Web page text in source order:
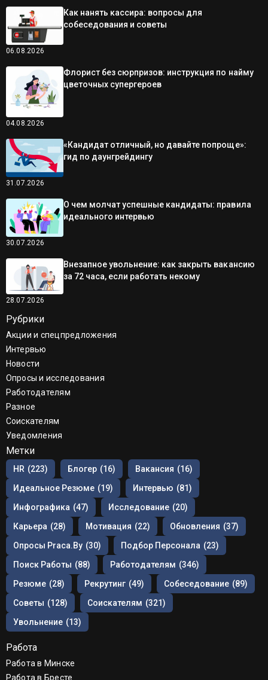
06.08.2026
Как нанять кассира: вопросы для
собеседования и советы
04.08.2026
Флорист без сюрпризов: инструкция по найму
цветочных супергероев
31.07.2026
«Кандидат отличный, но давайте попроще»:
гид по даунгрейдингу
30.07.2026
О чем молчат успешные кандидаты: правила
идеального интервью
28.07.2026
Внезапное увольнение: как закрыть вакансию
за 72 часа, если работать некому
Рубрики
Акции и спецпредложения
Интервью
Новости
Опросы и исследования
Работодателям
Разное
Соискателям
Уведомления
Метки
HR (223) Блогер (16) Вакансия (16)
Идеальное Резюме (19) Интервью (81)
Инфографика (47) Исследование (20)
Карьера (28) Мотивация (22) Обновления (37)
Опросы Praca.by (30) Подбор Персонала (23)
Поиск Работы (88) Работодателям (346)
Резюме (28) Рекрутинг (49) Собеседование (89)
Советы (128) Соискателям (321)
Увольнение (13)
Работа
Работа в Минске
Работа в Бресте